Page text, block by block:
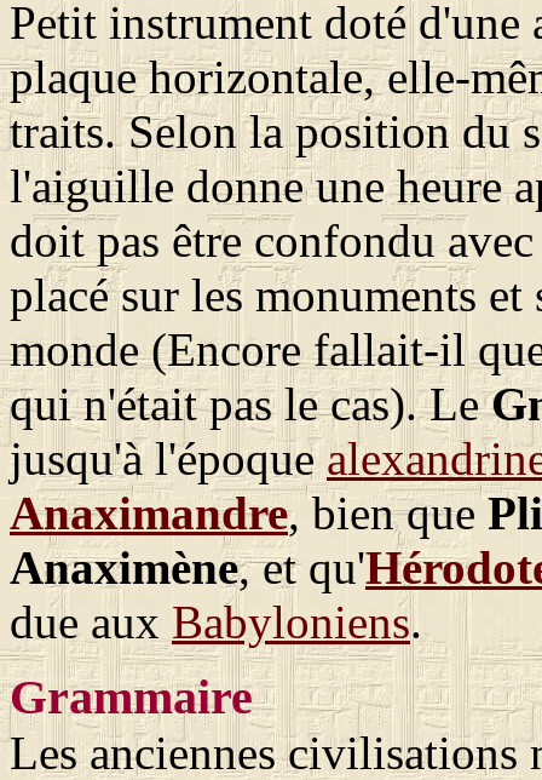
Petit instrument doté
plaque horizontale, elle-
traits. Selon la position du
l'aiguille donne une heure
doit pas être confondu
placé sur les monuments
monde (Encore fallait-il
qui n'était pas le cas). Le
jusqu'à l'époque
Anaximandre, bien que
Anaximène, et qu'
due aux Babyloniens.
Grammaire
Les anciennes civilisations